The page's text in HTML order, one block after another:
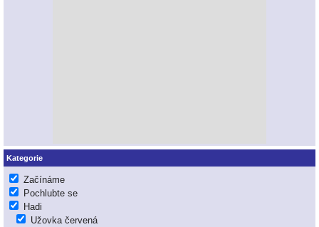
Kategorie
Začínáme
Pochlubte se
Hadi
Užovka červená